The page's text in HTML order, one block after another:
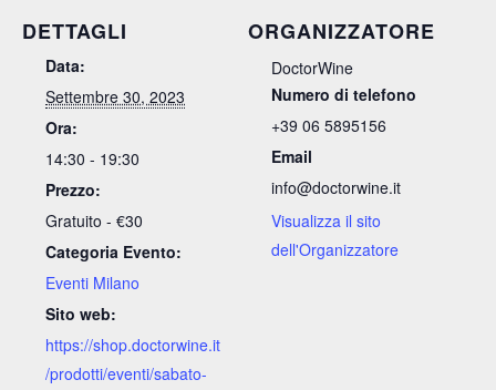
DETTAGLI
Data:
Settembre 30, 2023
Ora:
14:30 - 19:30
Prezzo:
Gratuito - €30
Categoria Evento:
Eventi Milano
Sito web:
https://shop.doctorwine.it
/prodotti/eventi/sabato-
ORGANIZZATORE
DoctorWine
Numero di telefono
+39 06 5895156
Email
info@doctorwine.it
Visualizza il sito
dell'Organizzatore